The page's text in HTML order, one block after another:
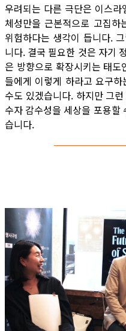
우려되는 다른 극단은 이스
체성만을 근본적으로 고집
위험하다는 생각이 듭니다.
니다. 결국 필요한 것은 자기
은 방향으로 확장시키는 태
들에게 이렇게 하라고 요구
수도 있겠습니다. 하지만 그
수자 감수성을 세상을 포용할
습니다.